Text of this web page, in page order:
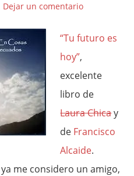
Dejar un comentario
“Tu futuro es
hoy”,
excelente
libro de
Laura Chicay
de Francisco
Alcaide.
me considero un amigo,